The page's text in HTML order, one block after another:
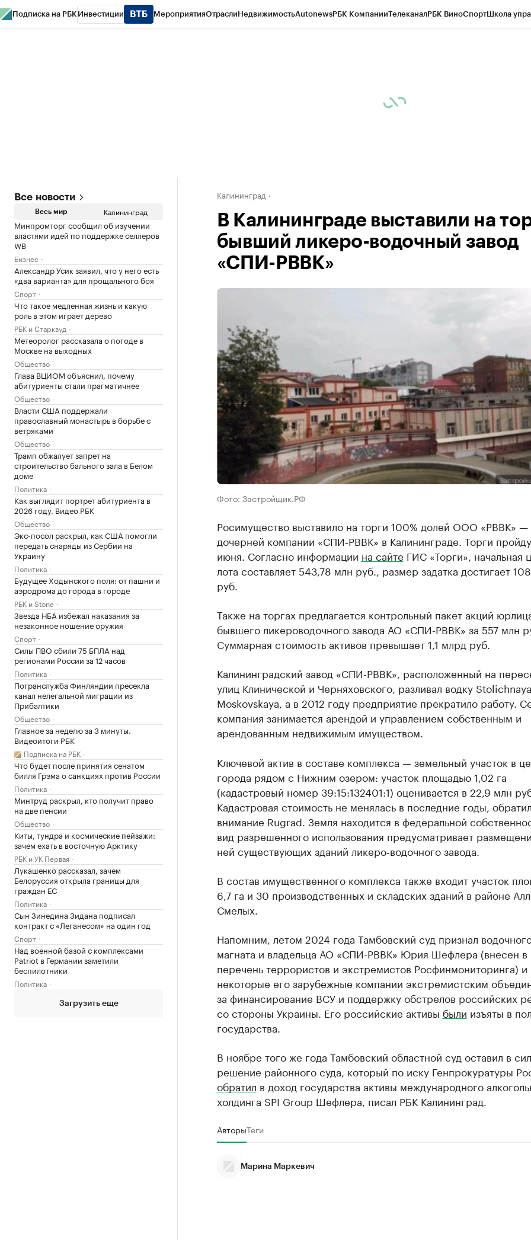
Подписка на РБК Инвестиции МероприятияОтраслиНедвижимостьAutonewsРБК КомпанииТелеканалРБК ВиноСпортШкола
Все новости
Весь мир Калининград
Минпромторг сообщил об изучении
властями идей по поддержке селлеров
WB
Бизнес
Александр Усик заявил, что у него есть
«два варианта» для прощального боя
Спорт
Что такое медленная жизнь и какую
роль в этом играет дерево
РБК и Старквуд
Метеоролог рассказала о погоде в
Москве на выходных
Общество
Глава ВЦИОМ объяснил, почему
абитуриенты стали прагматичнее
Общество
Власти США поддержали
православный монастырь в борьбе с
ветряками
Общество
Трамп обжалует запрет на
строительство бального зала в Белом
доме
Политика
Как выглядит портрет абитуриента в
2026 году. Видео РБК
Общество
Экс-посол раскрыл, как США помогли
передать снаряды из Сербии на
Украину
Политика
Будущее Ходынского поля: от пашни и
аэродрома до города в городе
РБК и Stone
Звезда НБА избежал наказания за
незаконное ношение оружия
Спорт
Силы ПВО сбили 75 БПЛА над
регионами России за 12 часов
Политика
Погранслужба Финляндии пресекла
канал нелегальной миграции из
Прибалтики
Общество
Главное за неделю за 3 минуты.
Видеоитоги РБК
Подписка на РБК
Что будет после принятия сенатом
билля Грэма о санкциях против России
Политика
Минтруд раскрыл, кто получит право
на две пенсии
Общество
Киты, тундра и космические пейзажи:
зачем ехать в восточную Арктику
РБК и УК Первая
Лукашенко рассказал, зачем
Белоруссия открыла границы для
граждан ЕС
Политика
Сын Зинедина Зидана подписал
контракт с «Леганесом» на один год
Спорт
Над военной базой с комплексами
Patriot в Германии заметили
беспилотники
Политика
Загрузить еще
Калининград
В Калининграде выставили на
бывший ликеро-водочный завод
«СПИ-РВВК»
Фото: Застройщик.РФ
Росимущество выставило на торги 100% долей ООО «РВВК» —
дочерней компании «СПИ‑РВВК» в Калининграде. Торги
июня. Согласно информации на сайте ГИС «Торги», начальная
лота составляет 543,78 млн руб., размер задатка достигает
руб.
Также на торгах предлагается контрольный пакет акций
бывшего ликероводочного завода АО «СПИ-РВВК» за 557 млн
Суммарная стоимость активов превышает 1,1 млрд руб.
Калининградский завод «СПИ-РВВК», расположенный на
улиц Клинической и Черняховского, разливал водку
Moskovskaya, а в 2012 году предприятие прекратило работу.
компания занимается арендой и управлением собственным и
арендованным недвижимым имуществом.
Ключевой актив в составе комплекса — земельный участок в
города рядом с Нижним озером: участок площадью 1,02 га
(кадастровый номер 39:15:132401:1) оценивается в 22,9 млн
Кадастровая стоимость не менялась в последние годы, обратил
внимание Rugrad. Земля находится в федеральной
вид разрешенного использования предусматривает
ней существующих зданий ликеро‑водочного завода.
В состав имущественного комплекса также входит участок
6,7 га и 30 производственных и складских зданий в районе
Смелых.
Напомним, летом 2024 года Тамбовский суд признал
магната и владельца АО «СПИ-РВВК» Юрия Шефлера (внесен в
перечень террористов и экстремистов Росфинмониторинга) и
некоторые его зарубежные компании экстремистским
за финансирование ВСУ и поддержку обстрелов российских
со стороны Украины. Его российские активы были изъяты в
государства.
В ноябре того же года Тамбовский областной суд оставил в
решение районного суда, который по иску Генпрокуратуры
обратил в доход государства активы международного
холдинга SPI Group Шефлера, писал РБК Калининград.
АвторыТеги
Марина Маркевич